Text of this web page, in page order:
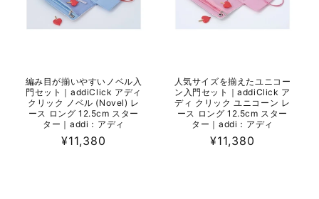
編み目が揃いやすいノベル入
門セット｜addiClick アディ
クリック ノベル (Novel) レ
ース ロング 12.5cm スター
ター｜addi：アディ
通
¥11,380
人気サイズを揃えたユニコー
ン入門セット｜addiClick ア
ディ クリック ユニコーン レ
ース ロング 12.5cm スター
ター｜addi：アディ
通
¥11,380